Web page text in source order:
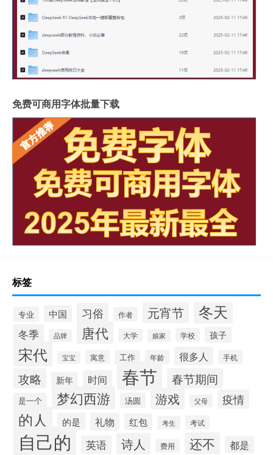
免费可商用字体批量下载
标签
专业 中国 习俗 作者 元宵节 冬天
冬季 品牌 唐代 大学 娘家 学校 孩子
宋代 宝宝 寓意 工作 年龄 很多人 手机
攻略 新年 时间 春节 春节期间
是一个 梦幻西游 汤圆 游戏 父母 疫情
的人 的是 礼物 红包 考生 考试
自己的 英语 诗人 费用 还不 都是